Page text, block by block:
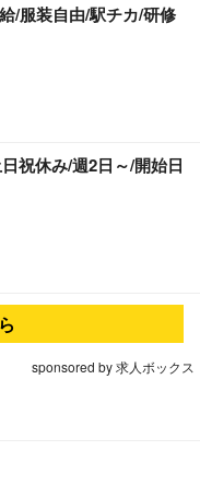
/服装自由/駅チカ/研修
祝休み/週2日～/開始日
sponsored by 求人ボックス